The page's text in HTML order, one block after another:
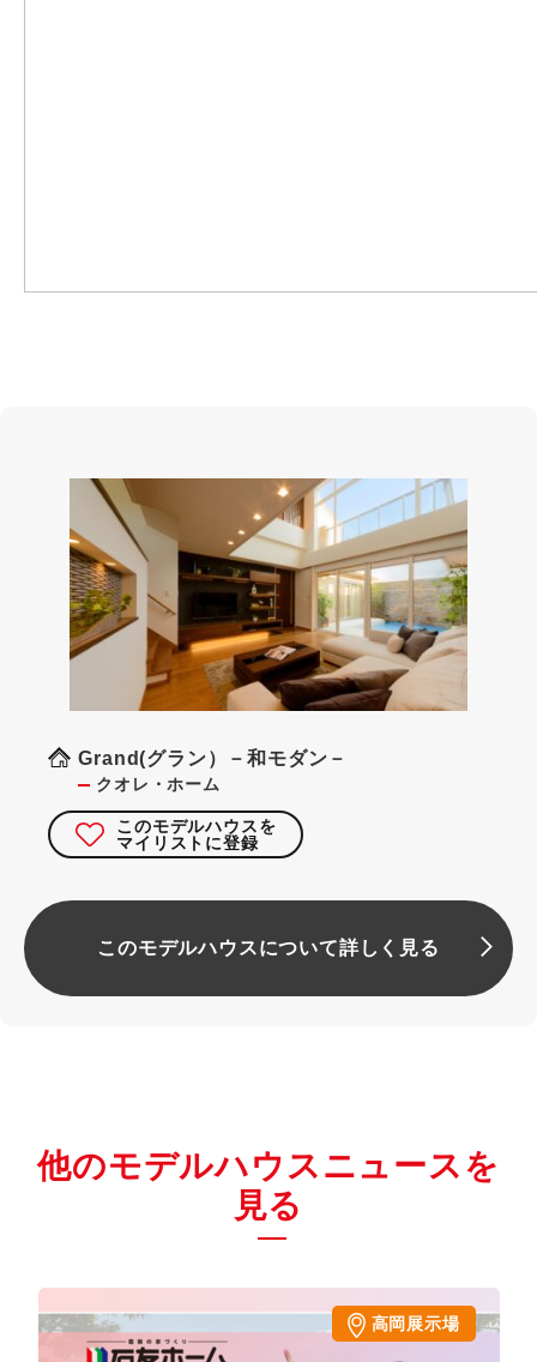
Grand(グラン）－和モダン－
クオレ・ホーム
このモデルハウスを
マイリストに登録
このモデルハウスについて詳しく見る
他のモデルハウスニュースを
見る
高岡展示場